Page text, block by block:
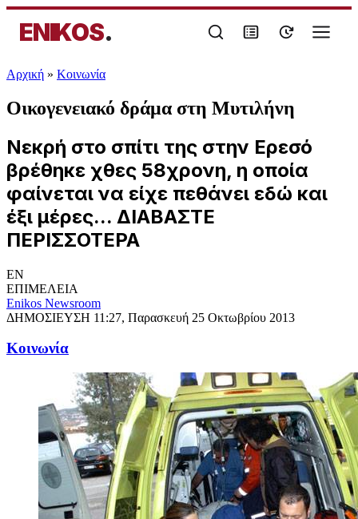
ENIKOS.
Αρχική » Κοινωνία
Οικογενειακό δράμα στη Μυτιλήνη
Νεκρή στο σπίτι της στην Ερεσό
βρέθηκε χθες 58χρονη, η οποία
φαίνεται να είχε πεθάνει εδώ και
έξι μέρες... ΔΙΑΒΑΣΤΕ
ΠΕΡΙΣΣΟΤΕΡΑ
EN
ΕΠΙΜΕΛΕΙΑ
Enikos Newsroom
ΔΗΜΟΣΙΕΥΣΗ 11:27, Παρασκευή 25 Οκτωβρίου 2013
Κοινωνία